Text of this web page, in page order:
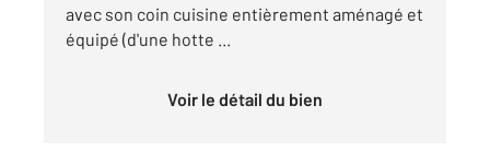
avec son coin cuisine entièrement aménagé et
équipé (d'une hotte ...
Voir le détail du bien